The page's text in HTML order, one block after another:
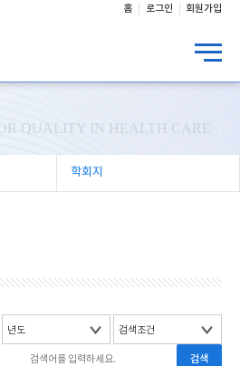
홈 로그인 회원가입
QUALITY IN HEALTH CARE
학회지
검색